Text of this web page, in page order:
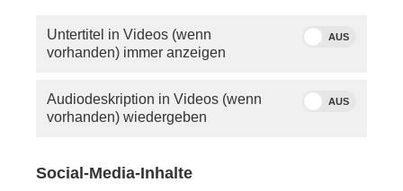
Menschengedenken gibt es Kriege auf der Welt,
flammen Konflikte immer wieder auf, werden
Aber: Irgendwann hat man Frieden geschlossen in
Vietnam, in Versailles und wird es wohl auch in Kiew
Frieden? Einer der anhält, der mehr ist als eine
Feuerpause, ein Waffenstillstand? David Damschen
Untertitel in Videos (wenn
vorhanden) immer anzeigen
AUS
Audiodeskription in Videos (wenn
vorhanden) wiedergeben
AUS
Social-Media-Inhalte